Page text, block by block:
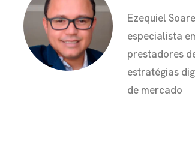
Ezequiel
especialista
prestadores
estratégias
de mercado